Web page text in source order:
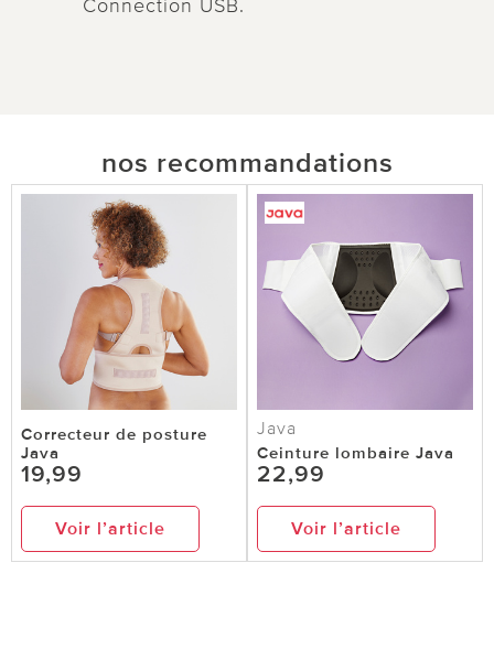
Connection USB.
nos recommandations
Correcteur de posture
Java
19,99
Voir l’article
Java
Ceinture lombaire Java
22,99
Voir l’article